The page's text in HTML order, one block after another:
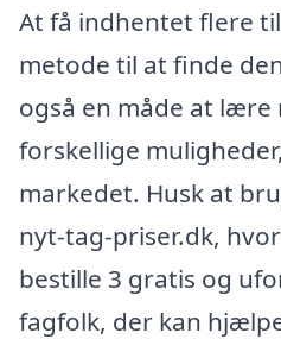
At få indhentet flere
metode til at finde
også en måde at lære
forskellige
markedet. Husk at
nyt-tag-priser.dk,
bestille 3 gratis og
fagfolk, der kan